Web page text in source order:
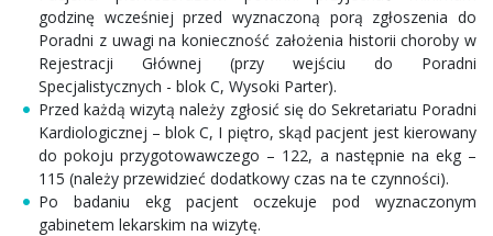
godzinę wcześniej przed wyznaczoną porą zgłoszenia do
Poradni z uwagi na konieczność założenia historii choroby w
Rejestracji Głównej (przy wejściu do Poradni
Specjalistycznych - blok C, Wysoki Parter).
Przed każdą wizytą należy zgłosić się do Sekretariatu Poradni
Kardiologicznej – blok C, I piętro, skąd pacjent jest kierowany
do pokoju przygotowawczego – 122, a następnie na ekg –
115 (należy przewidzieć dodatkowy czas na te czynności).
Po badaniu ekg pacjent oczekuje pod wyznaczonym
gabinetem lekarskim na wizytę.